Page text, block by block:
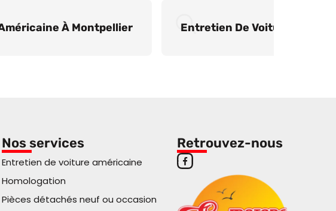
À Montpellier Entretien De Voiture
Nos services
Entretien de voiture américaine
Homologation
Pièces détachés neuf ou occasion
Retrouvez-nous